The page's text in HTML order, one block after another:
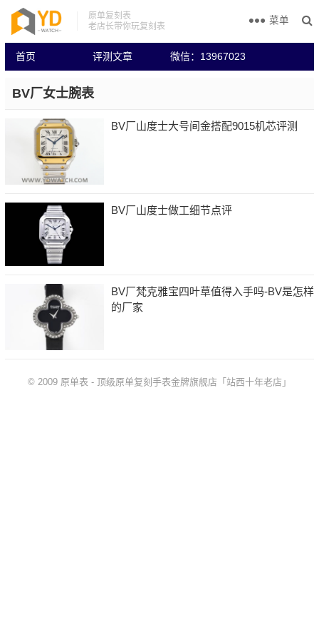
原单复刻表
老店长带你玩复刻表
首页 评测文章 微信：13967023
菜单
BV厂女士腕表
BV厂山度士大号间金搭配9015机芯评测
BV厂山度士做工细节点评
BV厂梵克雅宝四叶草值得入手吗-BV是怎样
的厂家
© 2009 原单表 - 顶级原单复刻手表金牌旗舰店「站西十年老店」